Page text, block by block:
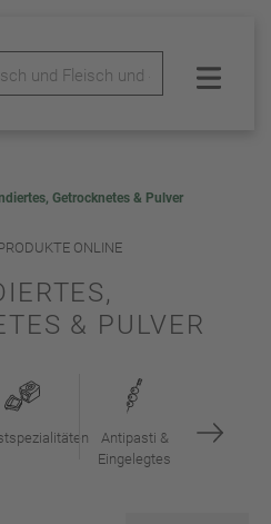
Getrocknetes & Pulver
ONLINE
& PULVER
Antipasti &
Eingelegtes